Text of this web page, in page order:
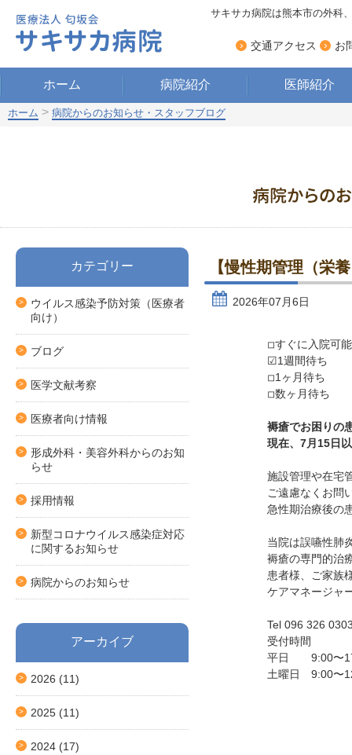
サキサカ病院は熊本市の外科
› 交通アクセス › お
ホーム 病院紹介 医師紹介
ホーム > 病院からのお知らせ・スタッフブログ
カテゴリー
ウイルス感染予防対策（医療者
向け）
ブログ
医学文献考察
医療者向け情報
形成外科・美容外科からのお知
らせ
採用情報
新型コロナウイルス感染症対応
に関するお知らせ
病院からのお知らせ
アーカイブ
2026 (11)
2025 (11)
2024 (17)
【慢性期管理（栄
2026年07月6日
◽︎すぐに入院可能
☑︎1週間待ち
◽︎1ヶ月待ち
◽︎数ヶ月待ち
褥瘡でお困りの
現在、7月15日
施設管理や在宅
ご遠慮なくお問
急性期治療後の
当院は誤嚥性肺
褥瘡の専門的治
患者様、ご家族
ケアマネージャ
Tel 096 326
受付時間
平日 9:00〜
土曜日 9:00〜